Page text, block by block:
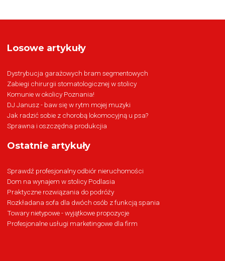
Losowe artykuły
Dystrybucja garażowych bram segmentowych
Zabiegi chirurgii stomatologicznej w stolicy
Komunie w okolicy Poznania!
DJ Janusz - baw się w rytm mojej muzyki
Jak radzić sobie z chorobą lokomocyjną u psa?
Sprawna i oszczędna produkcjia
Ostatnie artykuły
Sprawdź profesjonalny odbiór nieruchomości
Dom na wynajem w stolicy Podlasia
Praktyczne rozwiązania do podróży
Rozkładana sofa dla dwóch osób z funkcją spania
Towary nietypowe - wyjątkowe propozycje
Profesjonalne usługi marketingowe dla firm